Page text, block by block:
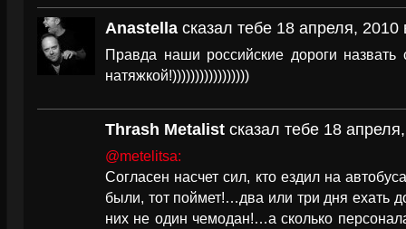
Anastella сказал тебе 18 апреля, 2010
Правда наши российские дороги
натяжкой!)))))))))))))))))
Thrash Metalist сказал тебе 18
@metelitsa:
Согласен насчет сил, кто ездил на
были, тот поймет!…два или три дня ехать
них не один чемодан!…а сколько